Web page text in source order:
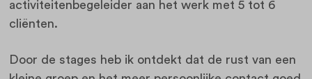
activiteitenbegeleider aan het werk met 5 tot 6
cliënten.
Door de stages heb ik ontdekt dat de rust van een